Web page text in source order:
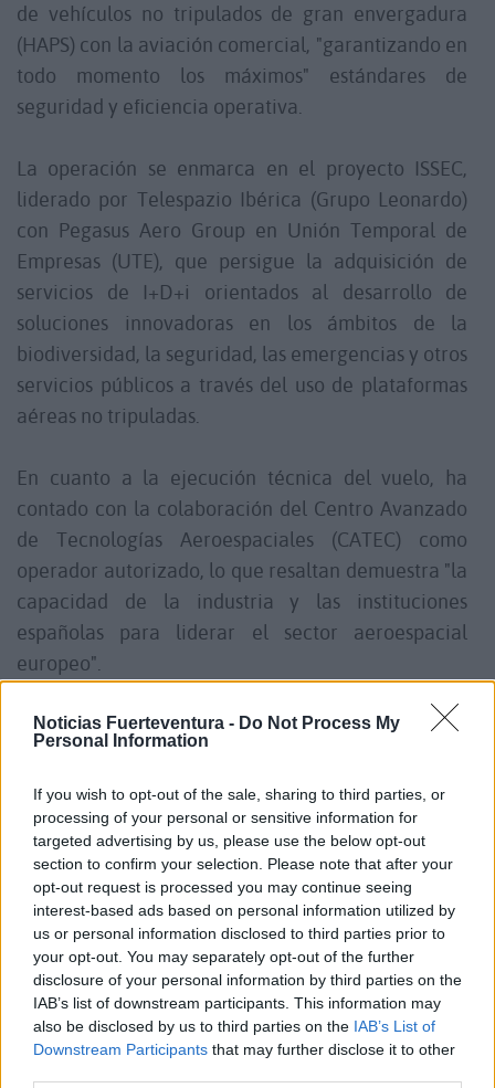
Noticias Fuerteventura - Do Not Process My
Personal Information
If you wish to opt-out of the sale, sharing to third parties, or
processing of your personal or sensitive information for
targeted advertising by us, please use the below opt-out
section to confirm your selection. Please note that after your
opt-out request is processed you may continue seeing
interest-based ads based on personal information utilized by
us or personal information disclosed to third parties prior to
your opt-out. You may separately opt-out of the further
disclosure of your personal information by third parties on the
IAB’s list of downstream participants. This information may
also be disclosed by us to third parties on the IAB’s List of
Downstream Participants that may further disclose it to other
de vehículos no tripulados de gran envergadura
(HAPS) con la aviación comercial, "garantizando en
todo momento los máximos" estándares de
seguridad y eficiencia operativa.
La operación se enmarca en el proyecto ISSEC,
liderado por Telespazio Ibérica (Grupo Leonardo)
con Pegasus Aero Group en Unión Temporal de
Empresas (UTE), que persigue la adquisición de
servicios de I+D+i orientados al desarrollo de
soluciones innovadoras en los ámbitos de la
biodiversidad, la seguridad, las emergencias y otros
servicios públicos a través del uso de plataformas
aéreas no tripuladas.
En cuanto a la ejecución técnica del vuelo, ha
contado con la colaboración del Centro Avanzado
de Tecnologías Aeroespaciales (CATEC) como
operador autorizado, lo que resaltan demuestra "la
capacidad de la industria y las instituciones
españolas para liderar el sector aeroespacial
europeo".
El despegue de la aeronave Apus Neo 18, de MIRA
controladores aéreos de ENAIRE procedimientos
específicos de coordinación, supervisando el
ascenso de la plataforma.
En cuanto al objetivo de estos vuelos, que incluyen
también el despliegue de un globo libre de la
compañía TAO, explican que es el de "validar el uso
de plataformas estratosféricas como herramientas
de soporte crítico".